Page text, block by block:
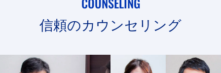
信頼のカウンセリング